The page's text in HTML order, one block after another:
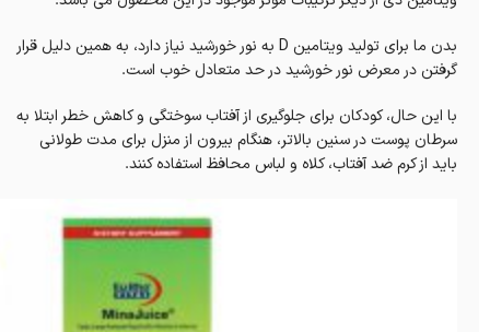
بدن ما برای تولید ویتامین D به نور خورشید نیاز دارد، به همین دلیل قرار
گرفتن در معرض نور خورشید در حد متعادل خوب است.
با این حال، کودکان برای جلوگیری از آفتاب سوختگی و کاهش خطر ابتلا به
سرطان پوست در سنین بالاتر، هنگام بیرون از منزل برای مدت طولانی
باید از کرم ضد آفتاب، کلاه و لباس محافظ استفاده کنند.